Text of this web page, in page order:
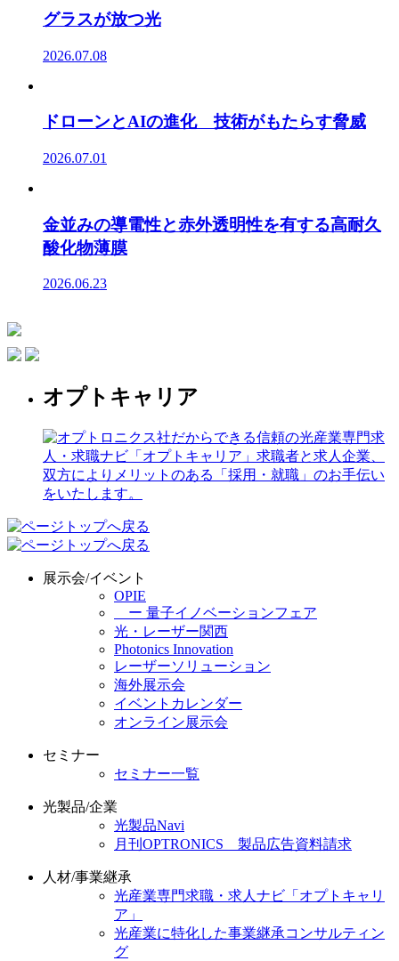
グラスが放つ光
2026.07.08
ドローンとAIの進化 技術がもたらす脅威
2026.07.01
金並みの導電性と赤外透明性を有する高耐久
酸化物薄膜
2026.06.23
オプトキャリア
展示会/イベント
OPIE
ー 量子イノベーションフェア
光・レーザー関西
Photonics Innovation
レーザーソリューション
海外展示会
イベントカレンダー
オンライン展示会
セミナー
セミナー一覧
光製品/企業
光製品Navi
月刊OPTRONICS 製品広告資料請求
人材/事業継承
光産業専門求職・求人ナビ「オプトキャリ
ア」
光産業に特化した事業継承コンサルティン
グ